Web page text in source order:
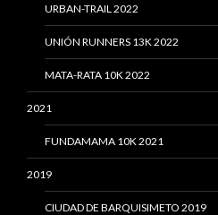
URBAN-TRAIL 2022
UNIÓN RUNNERS 13K 2022
MATA-RATA 10K 2022
2021
FUNDAMAMA 10K 2021
2019
CIUDAD DE BARQUISIMETO 2019